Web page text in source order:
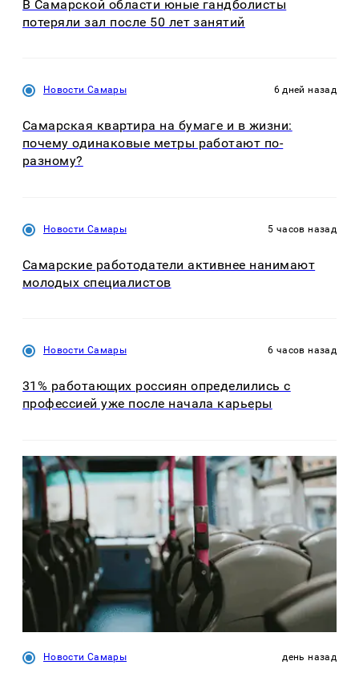
В Самарской области юные гандболисты
потеряли зал после 50 лет занятий
Новости Самары 6 дней назад
Самарская квартира на бумаге и в жизни:
почему одинаковые метры работают по-
разному?
Новости Самары 5 часов назад
Самарские работодатели активнее нанимают
молодых специалистов
Новости Самары 6 часов назад
31% работающих россиян определились с
профессией уже после начала карьеры
Новости Самары день назад